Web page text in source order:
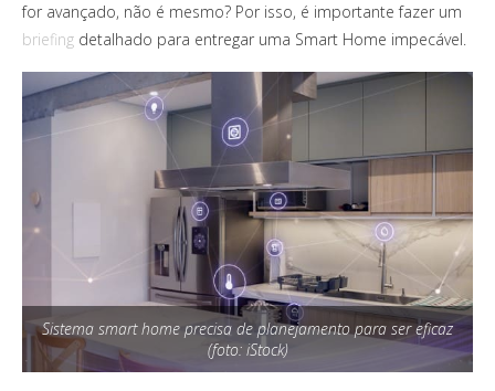
for avançado, não é mesmo? Por isso, é importante fazer um
briefing detalhado para entregar uma Smart Home impecável.
Sistema smart home precisa de planejamento para ser eficaz
(foto: iStock)